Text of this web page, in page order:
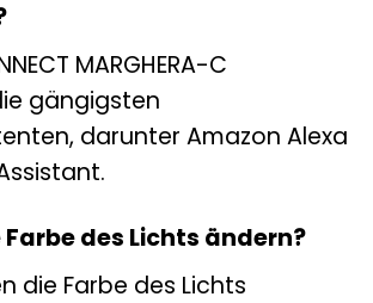
MARGHERA-C
gängigsten
darunter Amazon Alexa
des Lichts ändern?
die Farbe des Lichts